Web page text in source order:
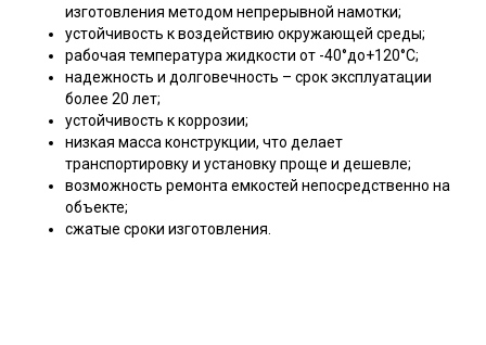
изготовления методом непрерывной намотки;
устойчивость к воздействию окружающей среды;
рабочая температура жидкости от -40°до+120°C;
надежность и долговечность – срок эксплуатации
более 20 лет;
устойчивость к коррозии;
низкая масса конструкции, что делает
транспортировку и установку проще и дешевле;
возможность ремонта емкостей непосредственно на
объекте;
сжатые сроки изготовления.